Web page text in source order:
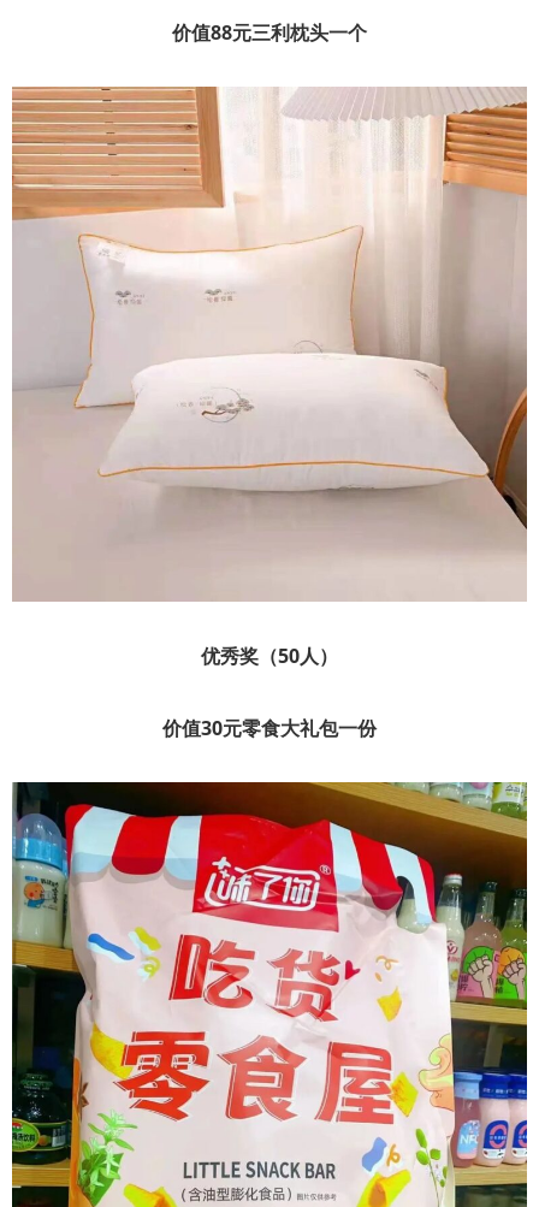
价值88元三利枕头一个
优秀奖（50人）
价值30元零食大礼包一份